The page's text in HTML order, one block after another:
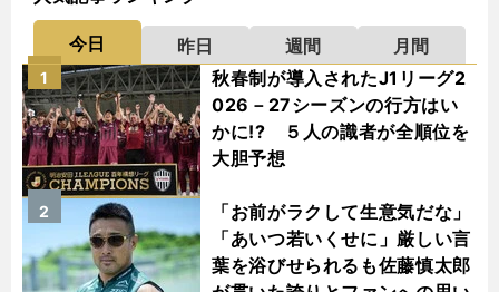
今日 昨日 週間
月間
秋春制が導入されたJ1リーグ2
026－27シーズンの行方はい
かに!? ５人の識者が全順位を
大胆予想
1
「お前がラクして生意気だな」
「あいつ若いくせに」厳しい言
葉を浴びせられるも佐藤慎太郎
2